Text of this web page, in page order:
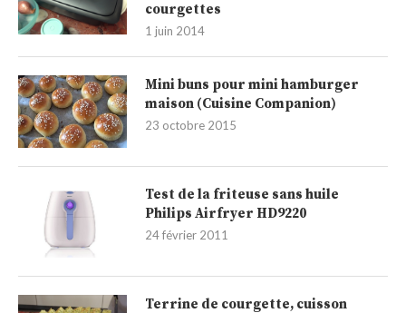
courgettes
1 juin 2014
Mini buns pour mini hamburger
maison (Cuisine Companion)
23 octobre 2015
Test de la friteuse sans huile
Philips Airfryer HD9220
24 février 2011
Terrine de courgette, cuisson